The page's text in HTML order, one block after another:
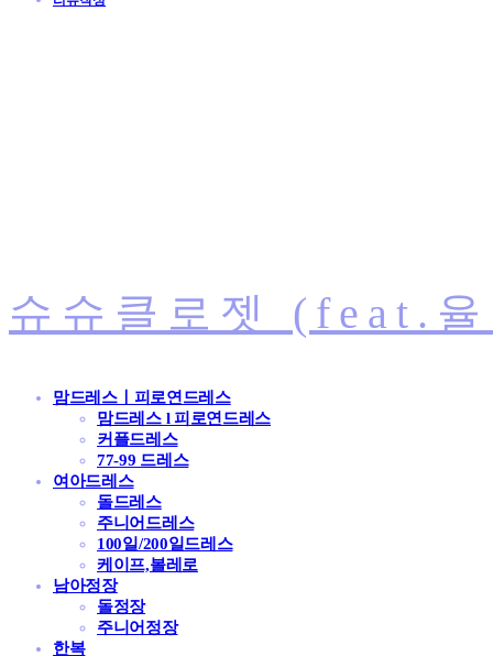
슈슈클로젯 (feat.
맘드레스ㅣ피로연드레스
맘드레스 l 피로연드레스
커플드레스
77-99 드레스
여아드레스
돌드레스
주니어드레스
100일/200일드레스
케이프,볼레로
남아정장
돌정장
주니어정장
한복